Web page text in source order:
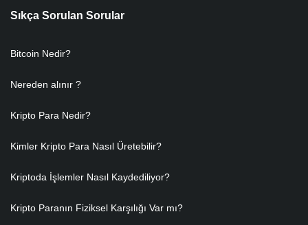
Sıkça Sorulan Sorular
Bitcoin Nedir?
Nereden alınır ?
Kripto Para Nedir?
Kimler Kripto Para Nasıl Üretebilir?
Kriptoda İşlemler Nasıl Kaydediliyor?
Kripto Paranın Fiziksel Karşılığı Var mı?